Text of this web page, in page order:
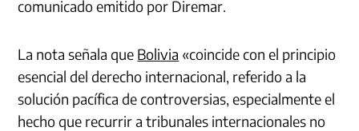
comunicado emitido por Diremar.
La nota señala que Bolivia «coincide con el principio
esencial del derecho internacional, referido a la
solución pacífica de controversias, especialmente el
hecho que recurrir a tribunales internacionales no